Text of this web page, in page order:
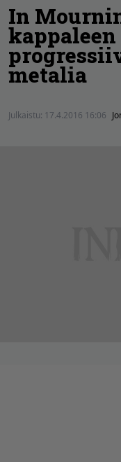
In
metalia
Julkaistu: 17.4.2016 16:06